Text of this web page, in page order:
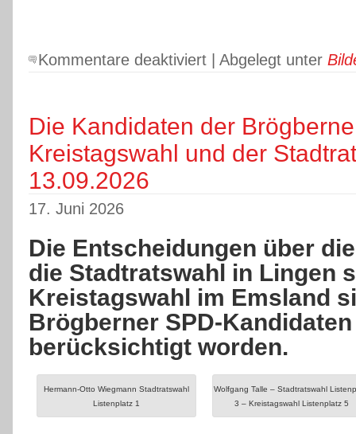
Kommentare deaktiviert für
Die
SPD-
Brögbern
für
| Abgelegt unter
Die Kandidaten der
Kreistagswahl und der
13.09.2026
17. Juni 2026
Die Entscheidungen über
die Stadtratswahl in Lingen
Kreistagswahl im Emsland
Brögberner SPD-
berücksichtigt worden.
Hermann-Otto Wiegmann Stadtratswahl
Listenplatz 1
Wolfgang Talle – Stadtratswahl
3 – Kreistagswahl Listenplatz 5